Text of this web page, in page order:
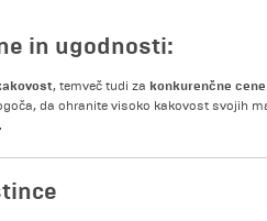
in ugodnosti:
, temveč tudi za konkurenčne cene
da ohranite visoko kakovost svojih